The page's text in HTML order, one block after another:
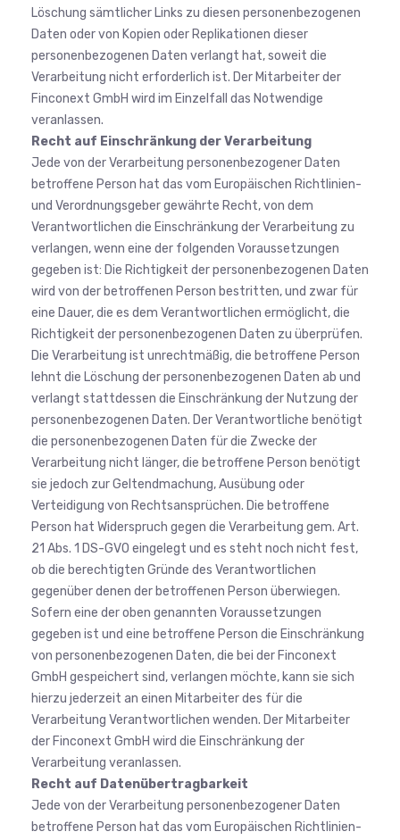
Löschung sämtlicher Links zu diesen personenbezogenen
Daten oder von Kopien oder Replikationen dieser
personenbezogenen Daten verlangt hat, soweit die
Verarbeitung nicht erforderlich ist. Der Mitarbeiter der
Finconext GmbH wird im Einzelfall das Notwendige
veranlassen.
Recht auf Einschränkung der Verarbeitung
Jede von der Verarbeitung personenbezogener Daten
betroffene Person hat das vom Europäischen Richtlinien-
und Verordnungsgeber gewährte Recht, von dem
Verantwortlichen die Einschränkung der Verarbeitung zu
verlangen, wenn eine der folgenden Voraussetzungen
gegeben ist: Die Richtigkeit der personenbezogenen Daten
wird von der betroffenen Person bestritten, und zwar für
eine Dauer, die es dem Verantwortlichen ermöglicht, die
Richtigkeit der personenbezogenen Daten zu überprüfen.
Die Verarbeitung ist unrechtmäßig, die betroffene Person
lehnt die Löschung der personenbezogenen Daten ab und
verlangt stattdessen die Einschränkung der Nutzung der
personenbezogenen Daten. Der Verantwortliche benötigt
die personenbezogenen Daten für die Zwecke der
Verarbeitung nicht länger, die betroffene Person benötigt
sie jedoch zur Geltendmachung, Ausübung oder
Verteidigung von Rechtsansprüchen. Die betroffene
Person hat Widerspruch gegen die Verarbeitung gem. Art.
21 Abs. 1 DS-GVO eingelegt und es steht noch nicht fest,
ob die berechtigten Gründe des Verantwortlichen
gegenüber denen der betroffenen Person überwiegen.
Sofern eine der oben genannten Voraussetzungen
gegeben ist und eine betroffene Person die Einschränkung
von personenbezogenen Daten, die bei der Finconext
GmbH gespeichert sind, verlangen möchte, kann sie sich
hierzu jederzeit an einen Mitarbeiter des für die
Verarbeitung Verantwortlichen wenden. Der Mitarbeiter
der Finconext GmbH wird die Einschränkung der
Verarbeitung veranlassen.
Recht auf Datenübertragbarkeit
Jede von der Verarbeitung personenbezogener Daten
betroffene Person hat das vom Europäischen Richtlinien-